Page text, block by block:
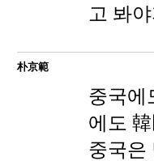
고 봐야
朴京範
중국에
에도
중국은